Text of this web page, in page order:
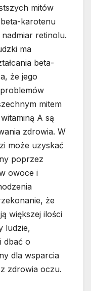
mitów
karotenu
retinolu.
ma
beta-
że jego
mitem
A są
zdrowia. W
może uzyskać
poprzez
owoce i
że
większej ilości
ludzie,
dbać o
dla wsparcia
zdrowia oczu.